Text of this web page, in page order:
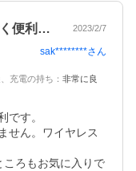
全てまとめて充電できるのがすごく便利で… 2023/2/7
sak********さん
充電の持ち ： 非常に良
です。
せん。ワイヤレス
ろもお気に入りで